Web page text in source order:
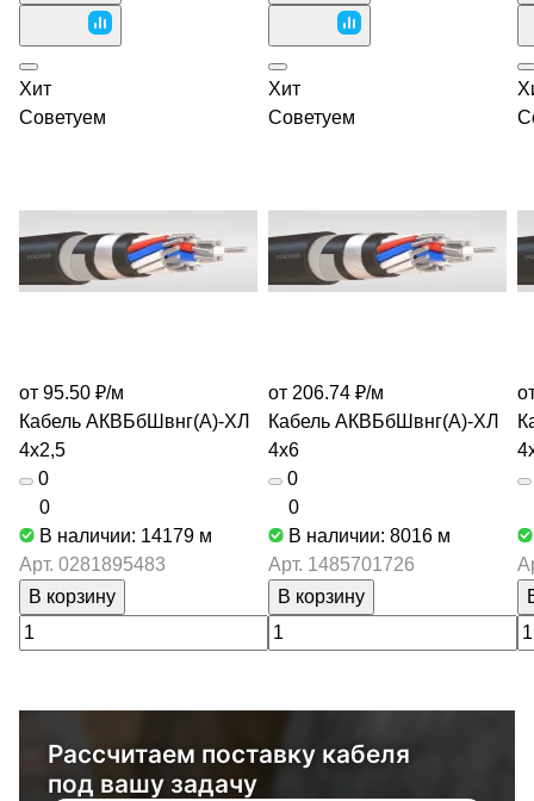
Хит
Советуем
от 95.50 ₽/м
Кабель АКВБбШвнг(А)-ХЛ
4х2,5
0
0
В наличии: 14179 м
Арт. 0281895483
В корзину
Хит
Советуем
от 206.74 ₽/м
Кабель АКВБбШвнг(А)-ХЛ
4х6
0
0
В наличии: 8016 м
Арт. 1485701726
В корзину
Рассчитаем поставку кабеля
под вашу задачу